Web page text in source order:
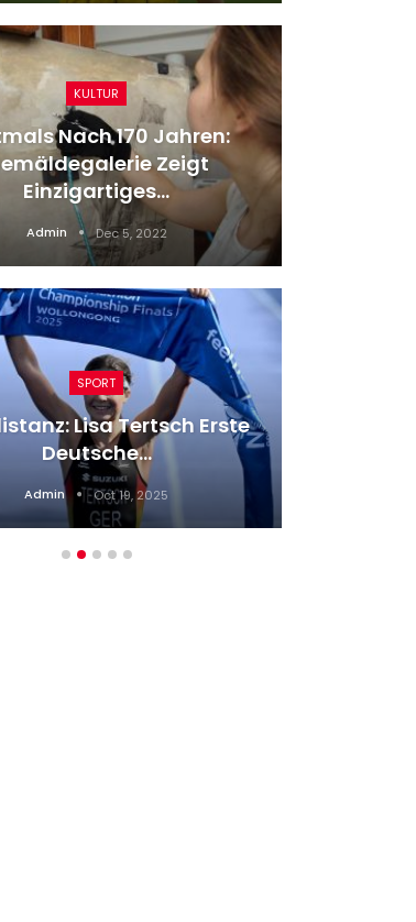
KULTUR
Nach 170 Jahren:
Zeigt
Einzigartiges…
Admin Dec 5, 2022
SPORT
Lisa Tertsch Erste
Deutsche…
Admin Oct 19, 2025